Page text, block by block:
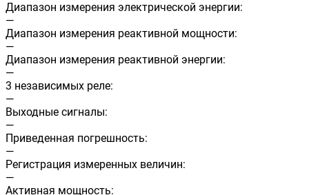
Диапазон измерения электрической энергии:
—
Диапазон измерения реактивной мощности:
—
Диапазон измерения реактивной энергии:
—
3 независимых реле:
—
Выходные сигналы:
—
Приведенная погрешность:
—
Регистрация измеренных величин:
—
Активная мощность: